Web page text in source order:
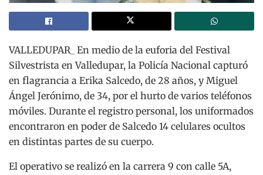
VALLEDUPAR_ En medio de la euforia del Festival
Silvestrista en Valledupar, la Policía Nacional capturó
en flagrancia a Erika Salcedo, de 28 años, y Miguel
Ángel Jerónimo, de 34, por el hurto de varios teléfonos
móviles. Durante el registro personal, los uniformados
encontraron en poder de Salcedo 14 celulares ocultos
en distintas partes de su cuerpo.
El operativo se realizó en la carrera 9 con calle 5A,